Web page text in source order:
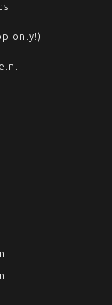
only!)